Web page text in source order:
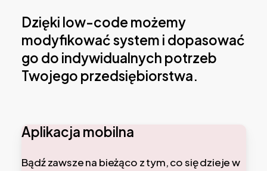
Dzięki low-code możemy
modyfikować system i dopasować
go do indywidualnych potrzeb
Twojego przedsiębiorstwa.
Aplikacja mobilna
Bądź zawsze na bieżąco z tym, co się dzieje w